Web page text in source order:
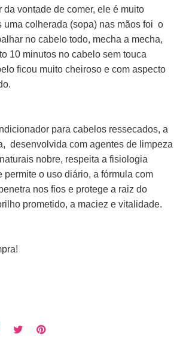
da vontade de comer, ele é muito
uma colherada (sopa) nas mãos foi o
no cabelo todo, mecha a mecha,
10 minutos no cabelo sem touca
ficou muito cheiroso e com aspecto
para cabelos ressecados, a
desenvolvida com agentes de limpeza
nobre, respeita a fisiologia
permite o uso diário, a fórmula com
nos fios e protege a raiz do
prometido, a maciez e vitalidade.